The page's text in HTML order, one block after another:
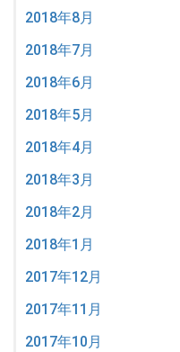
2018年8月
2018年7月
2018年6月
2018年5月
2018年4月
2018年3月
2018年2月
2018年1月
2017年12月
2017年11月
2017年10月